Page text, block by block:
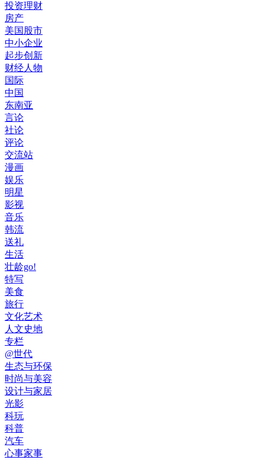
投资理财
房产
美国股市
中小企业
起步创新
财经人物
国际
中国
东南亚
言论
社论
评论
交流站
漫画
娱乐
明星
影视
音乐
韩流
送礼
生活
壮龄go!
特写
美食
旅行
文化艺术
人文史地
专栏
@世代
生态与环保
时尚与美容
设计与家居
光影
科玩
科普
汽车
心事家事